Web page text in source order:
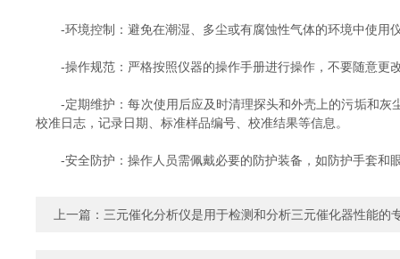
-环境控制：避免在潮湿、多尘或有腐蚀性气体的环境中使用
-操作规范：严格按照仪器的操作手册进行操作，不要随意更
-定期维护：每次使用后应及时清理探头和外壳上的污垢和灰
校准日志，记录日期、标准样品编号、校准结果等信息。
-安全防护：操作人员需佩戴必要的防护装备，如防护手套和
上一篇： 三元催化分析仪是用于检测和分析三元催化器性能的